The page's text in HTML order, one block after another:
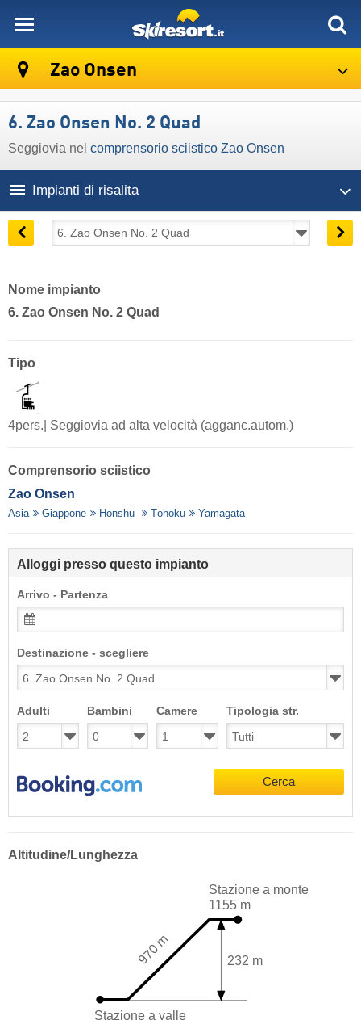
Zao Onsen
6. Zao Onsen No. 2 Quad
Seggiovia nel comprensorio sciistico Zao Onsen
Impianti di risalita
Nome impianto
6. Zao Onsen No. 2 Quad
Tipo
4pers.| Seggiovia ad alta velocità (agganc.autom.)
Comprensorio sciistico
Zao Onsen
Asia Giappone Honshū Tōhoku Yamagata
Alloggi presso questo impianto
Arrivo - Partenza
Destinazione - scegliere
Adulti Bambini Camere Tipologia str.
Cerca
Altitudine/Lunghezza
Stazione a valle
Stazione a monte
1155 m
232 m
970 m